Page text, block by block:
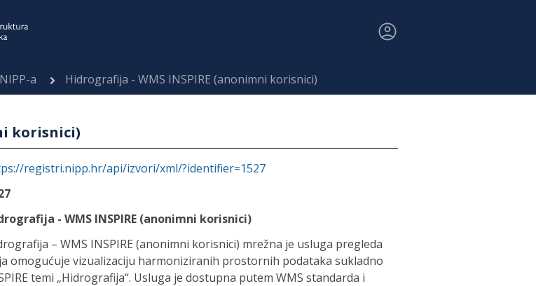
a Hidrografija - WMS INSPIRE (anonimni korisnici)
korisnici)
registri.nipp.hr/api/izvori/xml/?identifier=1527
- WMS INSPIRE (anonimni korisnici)
– WMS INSPIRE (anonimni korisnici) mrežna je usluga pregleda
omogućuje vizualizaciju harmoniziranih prostornih podataka sukladno
temi „Hidrografija“. Usluga je dostupna putem WMS standarda i